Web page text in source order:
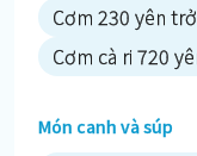
Cơm 230 yên
Cơm cà ri 720
Món canh và súp